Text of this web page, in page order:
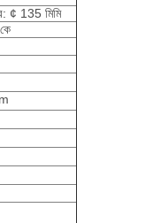
¢ 135 মিমি